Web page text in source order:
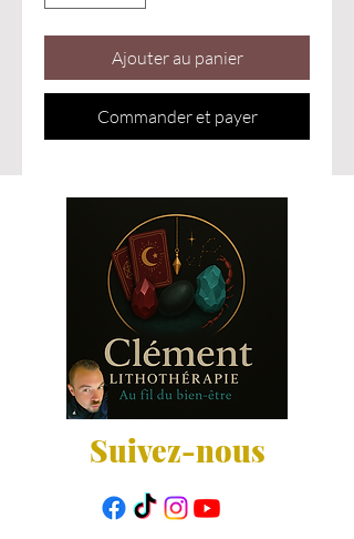
Ajouter au panier
Commander et payer
Suivez-nous